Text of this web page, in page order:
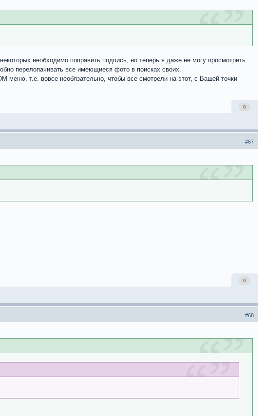
необходимо поправить подпись, но теперь я даже не могу просмотреть
перелопачивать все имеющиеся фото в поисках своих.
меню, т.е. вовсе необязательно, чтобы все смотрели на этот, с Вашей точки
0
#67
0
#68